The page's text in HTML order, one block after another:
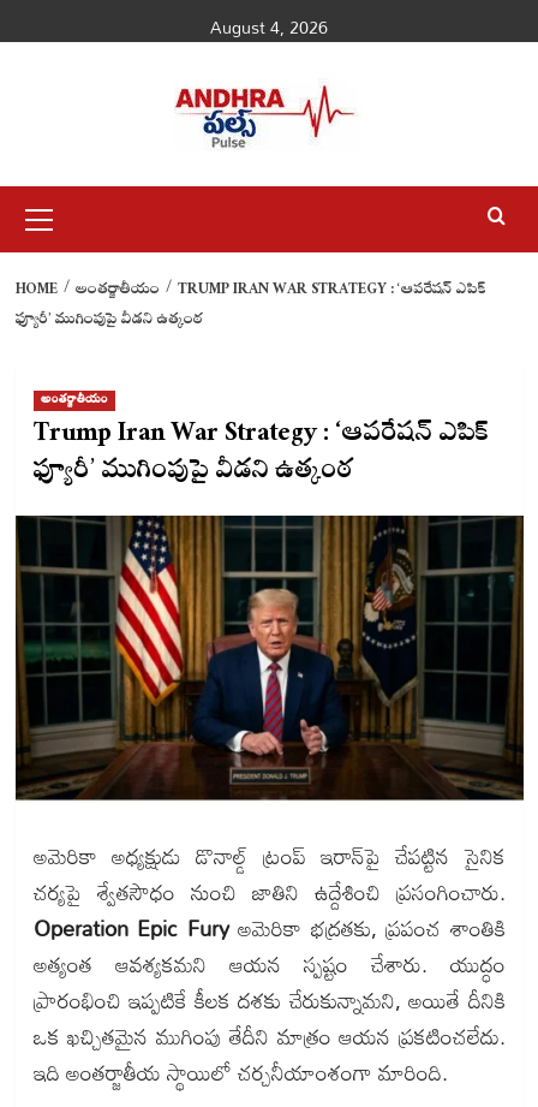
to
August 4, 2026
Menu
HOME అంతర్జాతీయం
TRUMP IRAN WAR STRATEGY : ‘ఆపరేషన్ ఎపిక్
ఫ్యూరీ’ ముగింపుపై వీడని ఉత్కంఠ
అంతర్జాతీయం
Trump Iran War Strategy : ‘ఆపరేషన్ ఎపిక్
ఫ్యూరీ’ ముగింపుపై వీడని ఉత్కంఠ
అమెరికా అధ్యక్షుడు డొనాల్డ్ ట్రంప్ ఇరాన్‌పై చేపట్టిన సైనిక
చర్యపై శ్వేతసౌధం నుంచి జాతిని ఉద్దేశించి ప్రసంగించారు.
Operation Epic Furyఅమెరికా భద్రతకు, ప్రపంచ శాంతికి
అత్యంత ఆవశ్యకమని ఆయన స్పష్టం చేశారు. యుద్ధం
ప్రారంభించి ఇప్పటికే కీలక దశకు చేరుకున్నామని, అయితే దీనికి
ఒక ఖచ్చితమైన ముగింపు తేదీని మాత్రం ఆయన ప్రకటించలేదు.
ఇది అంతర్జాతీయ స్థాయిలో చర్చనీయాంశంగా మారింది.